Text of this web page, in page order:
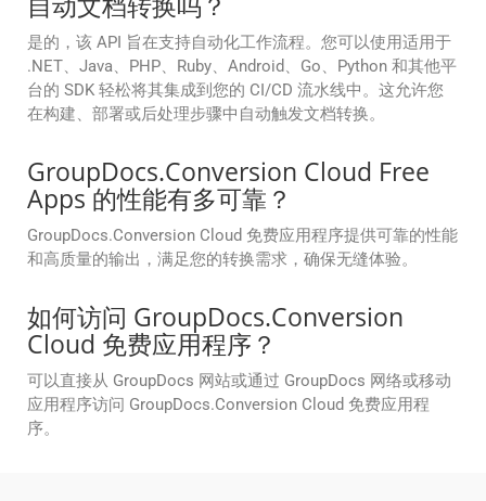
是的，该 API 旨在支持自动化工作流程。您可以使用适用于
.NET、Java、PHP、Ruby、Android、Go、Python 和其他平
台的 SDK 轻松将其集成到您的 CI/CD 流水线中。这允许您
在构建、部署或后处理步骤中自动触发文档转换。
GroupDocs.Conversion Cloud Free
Apps 的性能有多可靠？
GroupDocs.Conversion Cloud 免费应用程序提供可靠的性能
和高质量的输出，满足您的转换需求，确保无缝体验。
如何访问 GroupDocs.Conversion
Cloud 免费应用程序？
可以直接从 GroupDocs 网站或通过 GroupDocs 网络或移动
应用程序访问 GroupDocs.Conversion Cloud 免费应用程
序。